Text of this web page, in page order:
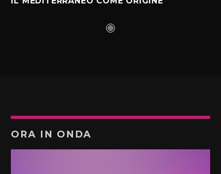
ORA IN ONDA